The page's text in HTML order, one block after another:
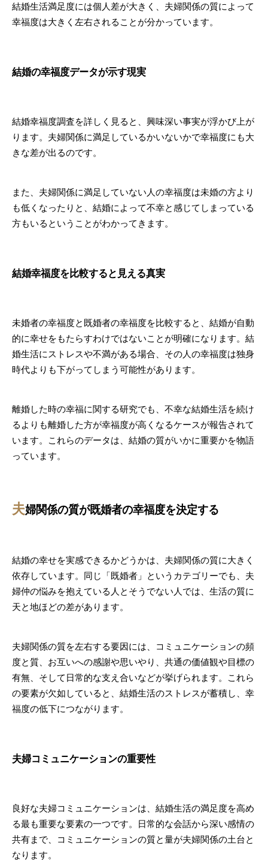
結婚生活満足度には個人差が大きく、夫婦関係の質によって
幸福度は大きく左右されることが分かっています。
結婚の幸福度データが示す現実
結婚幸福度調査を詳しく見ると、興味深い事実が浮かび上が
ります。夫婦関係に満足しているかいないかで幸福度にも大
きな差が出るのです。
また、夫婦関係に満足していない人の幸福度は未婚の方より
も低くなったりと、結婚によって不幸と感じてしまっている
方もいるということがわかってきます。
結婚幸福度を比較すると見える真実
未婚者の幸福度と既婚者の幸福度を比較すると、結婚が自動
的に幸せをもたらすわけではないことが明確になります。結
婚生活にストレスや不満がある場合、その人の幸福度は独身
時代よりも下がってしまう可能性があります。
離婚した時の幸福に関する研究でも、不幸な結婚生活を続け
るよりも離婚した方が幸福度が高くなるケースが報告されて
います。これらのデータは、結婚の質がいかに重要かを物語
っています。
夫婦関係の質が既婚者の幸福度を決定する
結婚の幸せを実感できるかどうかは、夫婦関係の質に大きく
依存しています。同じ「既婚者」というカテゴリーでも、夫
婦仲の悩みを抱えている人とそうでない人では、生活の質に
天と地ほどの差があります。
夫婦関係の質を左右する要因には、コミュニケーションの頻
度と質、お互いへの感謝や思いやり、共通の価値観や目標の
有無、そして日常的な支え合いなどが挙げられます。これら
の要素が欠如していると、結婚生活のストレスが蓄積し、幸
福度の低下につながります。
夫婦コミュニケーションの重要性
良好な夫婦コミュニケーションは、結婚生活の満足度を高め
る最も重要な要素の一つです。日常的な会話から深い感情の
共有まで、コミュニケーションの質と量が夫婦関係の土台と
なります。